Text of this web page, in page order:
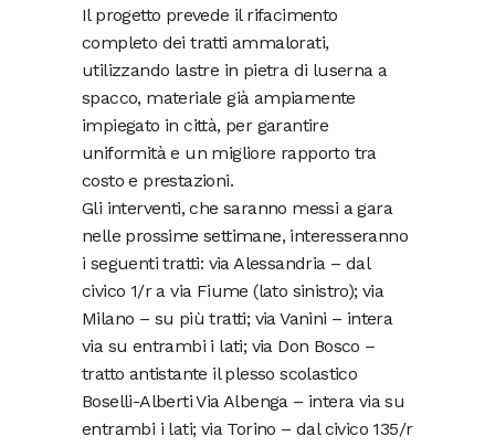
Il progetto prevede il rifacimento
completo dei tratti ammalorati,
utilizzando lastre in pietra di luserna a
spacco, materiale già ampiamente
impiegato in città, per garantire
uniformità e un migliore rapporto tra
costo e prestazioni.
Gli interventi, che saranno messi a gara
nelle prossime settimane, interesseranno
i seguenti tratti: via Alessandria – dal
civico 1/r a via Fiume (lato sinistro); via
Milano – su più tratti; via Vanini – intera
via su entrambi i lati; via Don Bosco –
tratto antistante il plesso scolastico
Boselli-Alberti Via Albenga – intera via su
entrambi i lati; via Torino – dal civico 135/r